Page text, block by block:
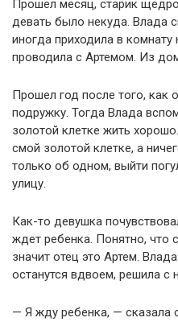
Прошел месяц, старик
девать было некуда. Влада
иногда приходила в комнату
проводила с Артемом. Из
Прошел год после того, как
подружку. Тогда Влада
золотой клетке жить
смой золотой клетке, а
только об одном, выйти
улицу.
Как-то девушка
ждет ребенка. Понятно, что
значит отец это Артем.
останутся вдвоем, решила с
— Я жду ребенка, — сказала